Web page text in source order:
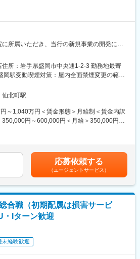
全経営に徹する」という理念を掲げ、東証プ
める業務
式会社：
DXシステム及び企業年金導入支援サービス
岡市中央通一丁目2番3号
：
内資格認定研修などを実施するとともに、行
遣しています。また、自己啓発支援施策と
得を目指す行員に対し、専門学校等へのスク
える制度「キャリアチャレンジプログラム」
溢れる行員のキャリアアップを支援していま
、地域社会の発展につながっていくと考えて
目まぐるしく変化し続ける今こそ、環境の変
、既成の価値観にとらわれない斬新な発想
人」を求めています。同行には、ふるさと
いという熱い「想い」を「形」にできるフ
ります。岩手の未来を切り拓いていくとい
歓迎します。
県内外100店舗を超える拠点
所属いただき、当行の新規事業の開発に従
業の立案・具体化、プロジェクトマネジメン
証・PoC運用
の運用
ンスキームの企画運営
トのアライアンス担当
事業室は、4名体制です。
を共に創造しましょう。
：
システムを採用しています。行内研修とし
資格認定研修などを実施するとともに、行
遣しています。また、自己啓発支援施策と
を目指す行員に対し、専門学校等へのスク
住所：岩手県盛岡市中央通1-2-3 勤務地最寄
岡駅受動喫煙対策：屋内全面禁煙変更の範
業所（リモートワーク含む）
仙北町駅
～1,040万円＜賃金形態＞月給制＜賃金内訳
350,000円～600,000円＜月給＞350,000円～
であり、選考を通じて上下する可能性があり
定手当を含めた表記です。
応募依頼する
（エージェントサービス）
合職（初期配属は損害サービ
・Iターン歓迎
未経験歓迎